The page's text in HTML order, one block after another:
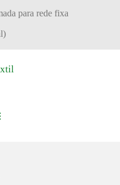
para rede fixa